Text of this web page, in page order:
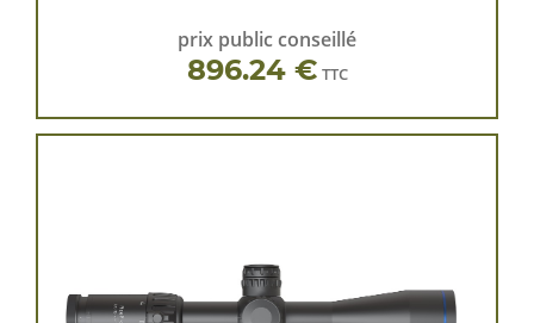
prix public conseillé
896.24 € TTC